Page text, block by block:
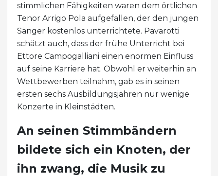
stimmlichen Fähigkeiten waren dem örtlichen
Tenor Arrigo Pola aufgefallen, der den jungen
Sänger kostenlos unterrichtete. Pavarotti
schätzt auch, dass der frühe Unterricht bei
Ettore Campogalliani einen enormen Einfluss
auf seine Karriere hat. Obwohl er weiterhin an
Wettbewerben teilnahm, gab es in seinen
ersten sechs Ausbildungsjahren nur wenige
Konzerte in Kleinstädten.
An seinen Stimmbändern
bildete sich ein Knoten, der
ihn zwang, die Musik zu